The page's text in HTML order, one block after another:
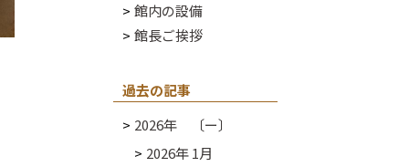
館内の設備
館長ご挨拶
過去の記事
2026年 〔ー〕
2026年 1月